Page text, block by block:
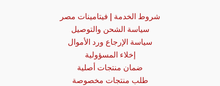
شروط الخدمة | فيتامينات مصر
سياسة الشحن والتوصيل
سياسة الإرجاع ورد الأموال
إخلاء المسؤولية
ضمان منتجات أصلية
طلب منتجات مخصوصة